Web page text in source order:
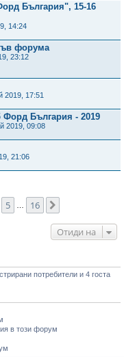
България", 15-16
14:24
форума
23:12
2019, 17:51
Форд България - 2019
2019, 09:08
21:06
5 16
Отиди на
потребители и 4 госта
в този форум